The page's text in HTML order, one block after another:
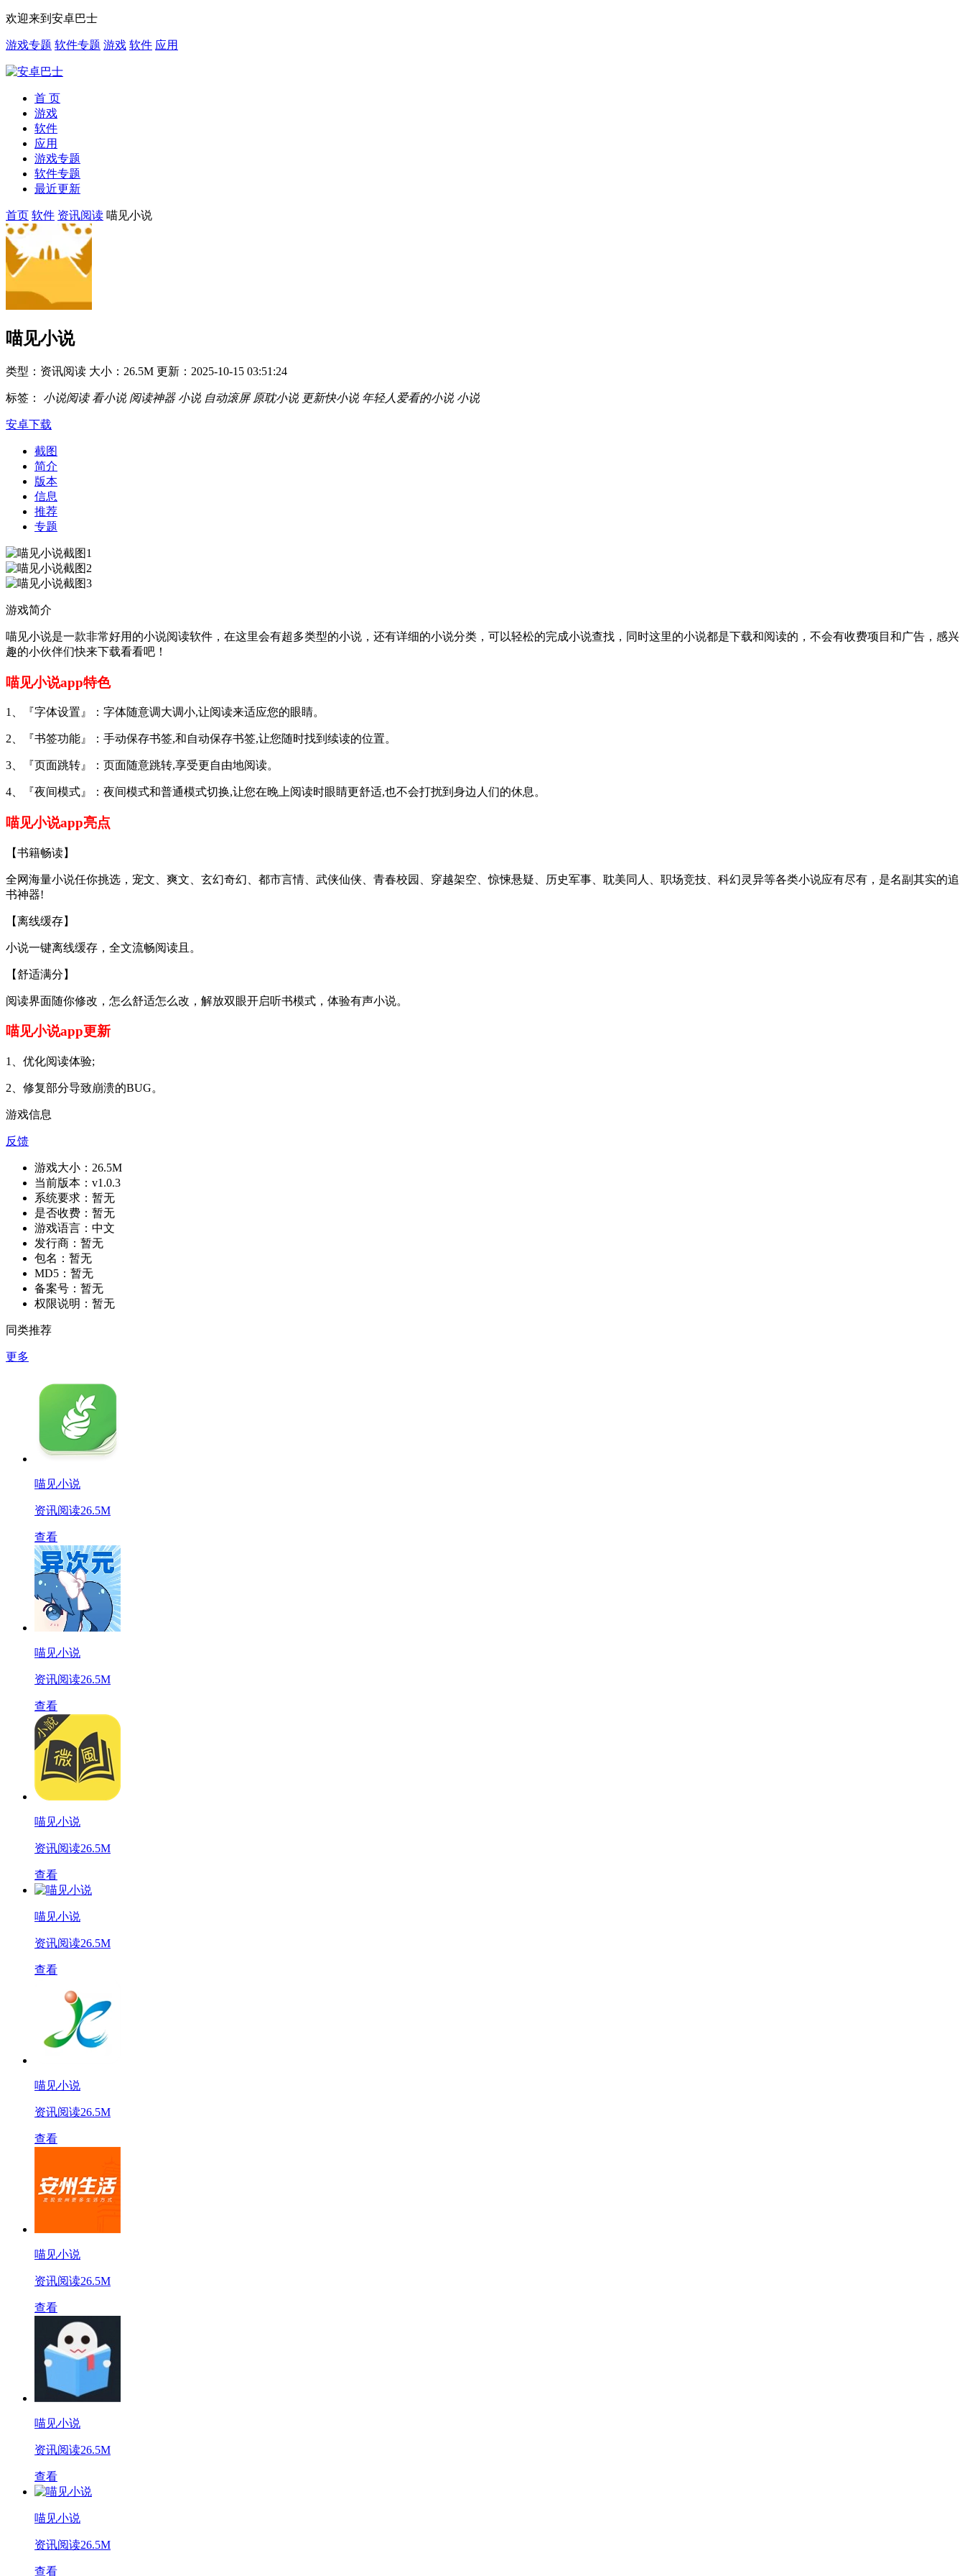
欢迎来到安卓巴士
游戏专题 软件专题 游戏 软件 应用
首 页
游戏
软件
应用
游戏专题
软件专题
最近更新
首页 软件 资讯阅读 喵见小说
喵见小说
类型：资讯阅读 大小：26.5M 更新：2025-10-15 03:51:24
标签： 小说阅读 看小说 阅读神器 小说 自动滚屏 原耽小说 更新快小说 年轻人爱看的小说 小说
安卓下载
截图
简介
版本
信息
推荐
专题
游戏简介
喵见小说是一款非常好用的小说阅读软件，在这里会有超多类型的小说，还有详细的小说分类，可以轻松的完成小说查找，同时这里的小说都是下载和阅读的，不会有收费项目和广告，感兴
趣的小伙伴们快来下载看看吧！
喵见小说app特色
1、『字体设置』：字体随意调大调小,让阅读来适应您的眼睛。
2、『书签功能』：手动保存书签,和自动保存书签,让您随时找到续读的位置。
3、『页面跳转』：页面随意跳转,享受更自由地阅读。
4、『夜间模式』：夜间模式和普通模式切换,让您在晚上阅读时眼睛更舒适,也不会打扰到身边人们的休息。
喵见小说app亮点
【书籍畅读】
全网海量小说任你挑选，宠文、爽文、玄幻奇幻、都市言情、武侠仙侠、青春校园、穿越架空、惊悚悬疑、历史军事、耽美同人、职场竞技、科幻灵异等各类小说应有尽有，是名副其实的追
书神器!
【离线缓存】
小说一键离线缓存，全文流畅阅读且。
【舒适满分】
阅读界面随你修改，怎么舒适怎么改，解放双眼开启听书模式，体验有声小说。
喵见小说app更新
1、优化阅读体验;
2、修复部分导致崩溃的BUG。
游戏信息
反馈
游戏大小： 26.5M
当前版本： v1.0.3
系统要求： 暂无
是否收费： 暂无
游戏语言： 中文
发行商： 暂无
包名： 暂无
MD5： 暂无
备案号： 暂无
权限说明： 暂无
同类推荐
更多
喵见小说
资讯阅读26.5M
查看
喵见小说
资讯阅读26.5M
查看
喵见小说
资讯阅读26.5M
查看
喵见小说
资讯阅读26.5M
查看
喵见小说
资讯阅读26.5M
查看
喵见小说
资讯阅读26.5M
查看
喵见小说
资讯阅读26.5M
查看
喵见小说
资讯阅读26.5M
查看